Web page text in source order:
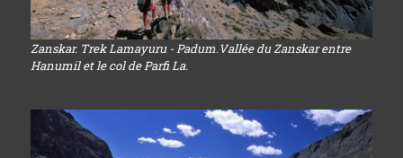
Zanskar. Trek Lamayuru - Padum.Vallée du Zanskar entre
Hanumil et le col de Parfi La.